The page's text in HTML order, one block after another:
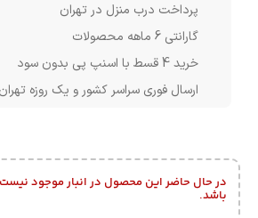
پرداخت درب منزل در تهران
گارانتی 6 ماهه محصولات
خرید 4 قسط با اسنپ پی بدون سود
ارسال فوری سراسر کشور و یک روزه تهران
در حال حاضر این محصول در انبار موجود
باشد.